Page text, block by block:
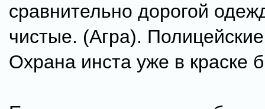
сравнительно дорогой
чистые. (Агра).
Охрана инста уже в краске